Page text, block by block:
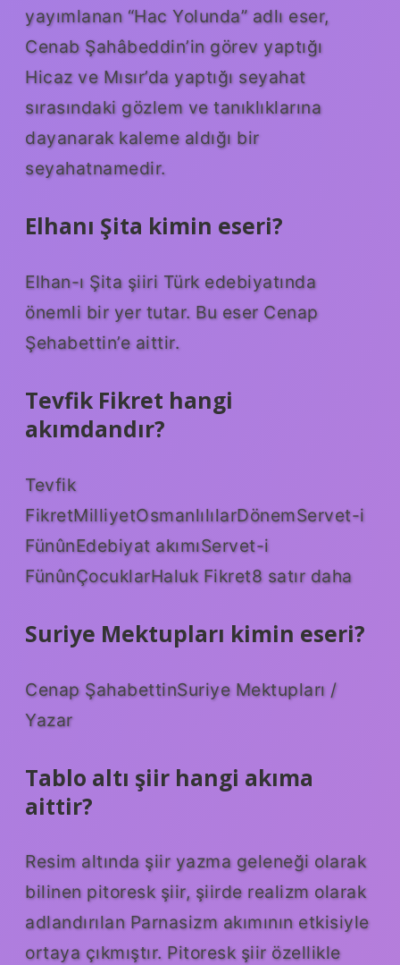
yayımlanan “Hac Yolunda” adlı eser,
Cenab Şahâbeddin’in görev yaptığı
Hicaz ve Mısır’da yaptığı seyahat
sırasındaki gözlem ve tanıklıklarına
dayanarak kaleme aldığı bir
seyahatnamedir.
Elhanı Şita kimin eseri?
Elhan-ı Şita şiiri Türk edebiyatında
önemli bir yer tutar. Bu eser Cenap
Şehabettin’e aittir.
Tevfik Fikret hangi
akımdandır?
Tevfik
FikretMilliyetOsmanlılılarDönemServet-i
FünûnEdebiyat akımıServet-i
FünûnÇocuklarHaluk Fikret8 satır daha
Suriye Mektupları kimin eseri?
Cenap ŞahabettinSuriye Mektupları /
Yazar
Tablo altı şiir hangi akıma
aittir?
Resim altında şiir yazma geleneği olarak
bilinen pitoresk şiir, şiirde realizm olarak
adlandırılan Parnasizm akımının etkisiyle
ortaya çıkmıştır. Pitoresk şiir özellikle